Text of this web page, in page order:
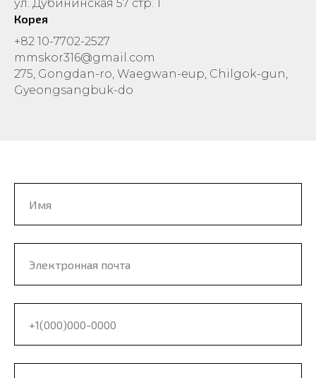
ул. Дубининская 57 стр. 1
Корея
+82 10-7702-2527
mmskor316@gmail.com
275, Gongdan-ro, Waegwan-eup, Chilgok-gun,
Gyeongsangbuk-do